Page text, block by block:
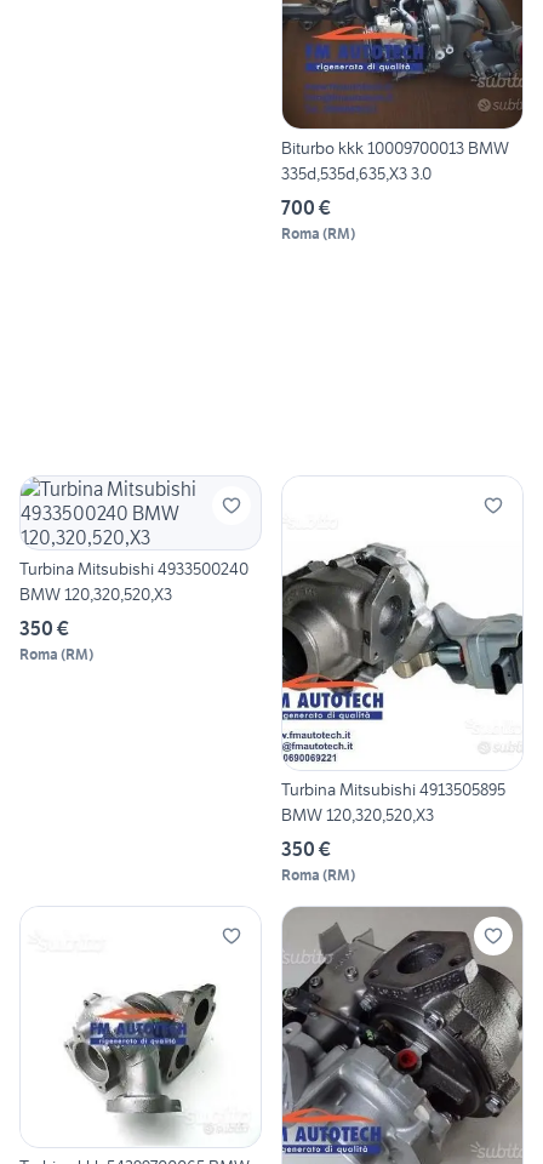
Biturbo kkk 10009700013 BMW
335d,535d,635,X3 3.0
700 €
Roma (RM)
Turbina Mitsubishi 4933500240
BMW 120,320,520,X3
350 €
Roma (RM)
Turbina Mitsubishi 4913505895
BMW 120,320,520,X3
350 €
Roma (RM)